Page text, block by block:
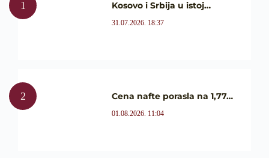
Kosovo i Srbija u istoj…
31.07.2026. 18:37
Cena nafte porasla na 1,77…
01.08.2026. 11:04